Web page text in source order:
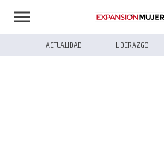
ACTUALIDAD LIDERAZGO